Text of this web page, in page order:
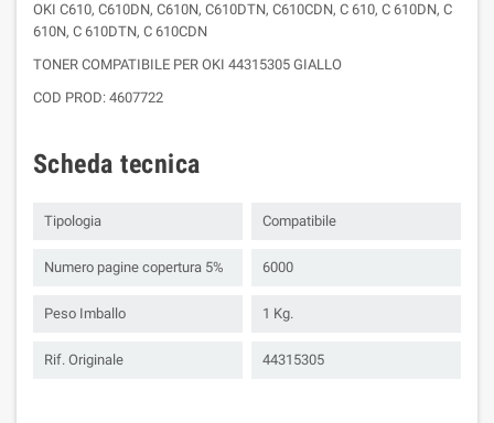
OKI C610, C610DN, C610N, C610DTN, C610CDN, C 610, C 610DN, C
610N, C 610DTN, C 610CDN
TONER COMPATIBILE PER OKI 44315305 GIALLO
COD PROD: 4607722
Scheda tecnica
Tipologia Compatibile
Numero pagine copertura 5% 6000
Peso Imballo 1 Kg.
Rif. Originale 44315305